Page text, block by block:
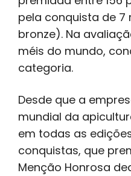
pela conquista de 7
bronze). Na
méis do mundo,
categoria.
Desde que a
mundial da
em todas as
conquistas, que
Menção Honrosa